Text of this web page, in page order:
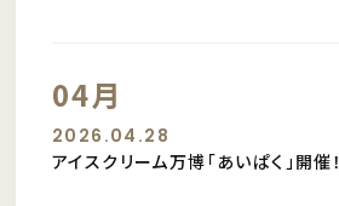
04月
2026.04.28
アイスクリーム万博「あいぱく」開催！